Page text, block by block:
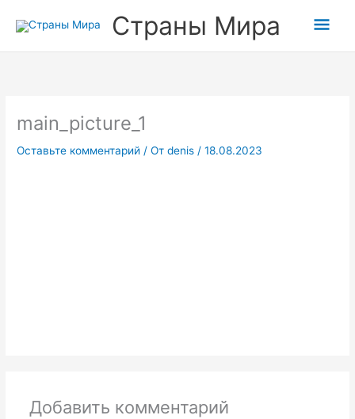
Страны Мира
main_picture_1
Оставьте комментарий / Отdenis/18.08.2023
Добавить комментарий